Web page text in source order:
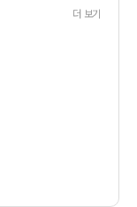
더 보기